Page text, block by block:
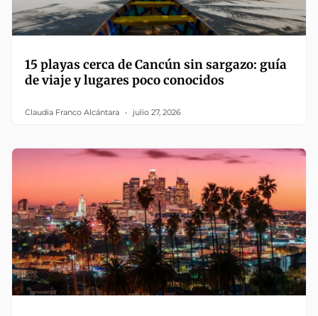
15 playas cerca de Cancún sin sargazo: guía
de viaje y lugares poco conocidos
Claudia Franco Alcántara julio 27, 2026